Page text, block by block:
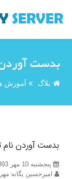
بدست آوردن
بلاگ آموزش
بدست آوردن نام
پنجشنبه 10 مهر 1393
امیرحسین یگانه مهر